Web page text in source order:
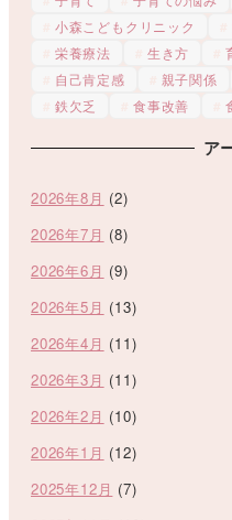
小森こどもクリニック
栄養療法
生き方
自己肯定感
親子関係
鉄欠乏
食事改善
ア
2026年8月 (2)
2026年7月 (8)
2026年6月 (9)
2026年5月 (13)
2026年4月 (11)
2026年3月 (11)
2026年2月 (10)
2026年1月 (12)
2025年12月 (7)